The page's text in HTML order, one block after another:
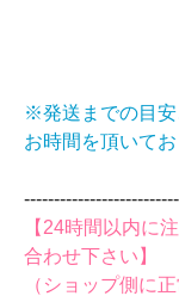
※発送までの目
お時間を頂いて
【24時間以内に
合わせ下さい】
（ショップ側に